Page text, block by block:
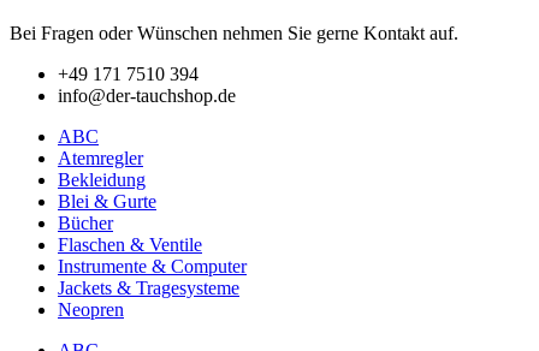
Bei Fragen oder Wünschen nehmen Sie gerne Kontakt auf.
+49 171 7510 394
info@der-tauchshop.de
ABC
Atemregler
Bekleidung
Blei & Gurte
Bücher
Flaschen & Ventile
Instrumente & Computer
Jackets & Tragesysteme
Neopren